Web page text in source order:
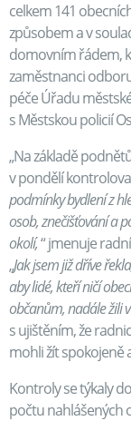
celkem 141
způsobem a v
domovním řádem,
zaměstnanci
péče Úřadu
s Městskou policií
„Na základě
v pondělí
podmínky bydlení z
osob, znečišťování a
okolí,“ jmenuje
„Jak jsem již dříve
aby lidé, kteří ničí
občanům,nadále žili
s ujištěním, že
mohli žít spokojeně
Kontroly se týkaly
počtu nahlášených